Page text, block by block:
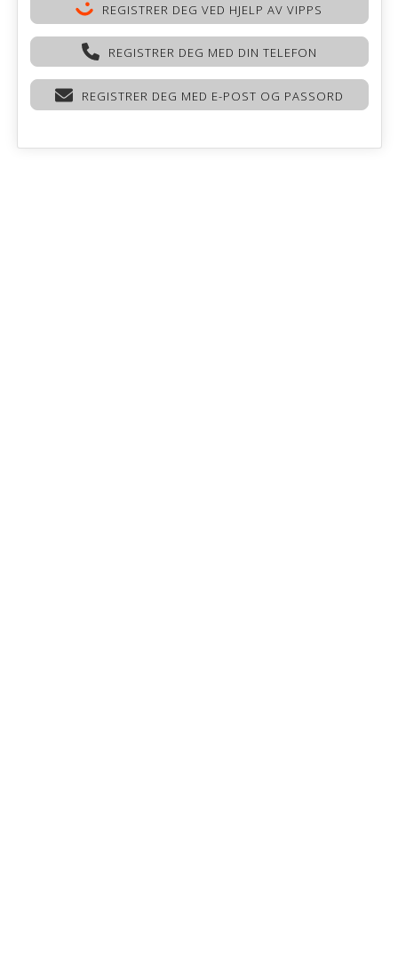
REGISTRER DEG VED HJELP AV VIPPS
REGISTRER DEG MED DIN TELEFON
REGISTRER DEG MED E-POST OG PASSORD